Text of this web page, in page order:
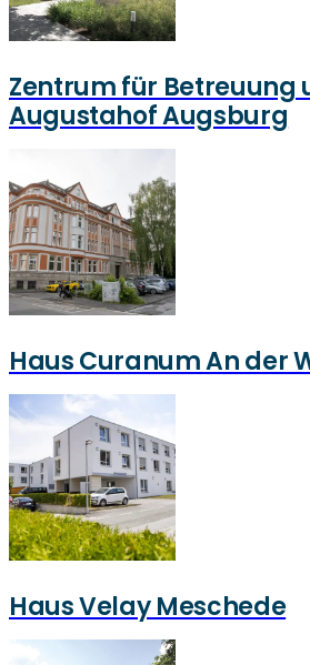
Zentrum für Betreuung
Augustahof Augsburg
Haus Curanum An der
Haus Velay Meschede